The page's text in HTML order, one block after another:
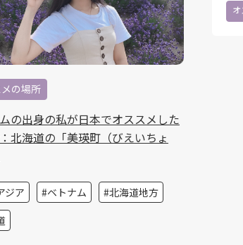
の場所
の出身の私が日本でオススメした
北海道の「美瑛町（びえいちょ
ジア ベトナム
北海道地方